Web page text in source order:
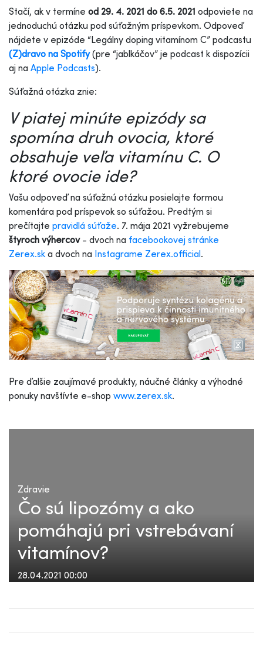
Stačí, ak v termíne od 29. 4. 2021 do 6.5. 2021 odpoviete na
jednoduchú otázku pod súťažným príspevkom. Odpoveď
nájdete v epizóde “Legálny doping vitamínom C” podcastu
(Z)dravo na Spotify(pre “jablkáčov” je podcast k dispozícii
aj na Apple Podcasts).
Súťažná otázka znie:
V piatej minúte epizódy sa
spomína druh ovocia, ktoré
obsahuje veľa vitamínu C. O
ktoré ovocie ide?
Vašu odpoveď na súťažnú otázku posielajte formou
komentára pod príspevok so súťažou. Predtým si
prečítajte pravidlá súťaže. 7. mája 2021 vyžrebujeme
štyroch výhercov- dvoch na facebookovej stránke
Zerex.sk a dvoch na Instagrame Zerex.official.
Pre ďalšie zaujímavé produkty, náučné články a výhodné
ponuky navštívte e-shop www.zerex.sk.
Zdravie
Čo sú lipozómy a ako
pomáhajú pri vstrebávaní
vitamínov?
28.04.2021 00:00